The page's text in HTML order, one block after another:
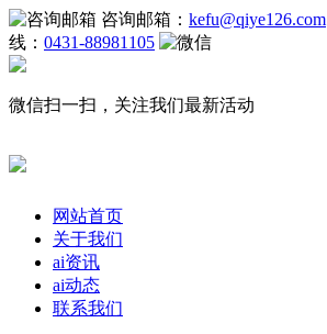
咨询邮箱： kefu@qiye126.com
线： 0431-88981105
微信扫一扫，关注我们最新活动
网站首页
关于我们
ai资讯
ai动态
联系我们